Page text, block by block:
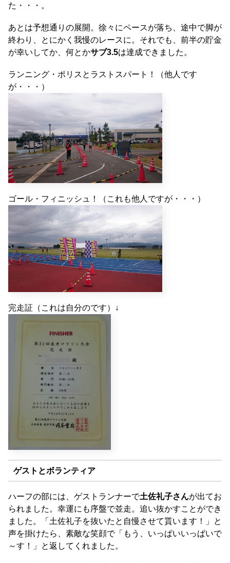
た・・・。
あとは予想通りの展開。徐々にペースが落ち、途中で脚が
終わり、とにかく我慢のレースに。それでも、前半の貯金
が幸いしてか、何とかサブ3.5は達成できました。
ランニング・ポリスとラストスパート！（他人です
が・・・）
ゴール・フィニッシュ！（これも他人ですが・・・）
完走証（これは自分のです）↓
ゲストとボランティア
ハーフの部には、ゲストランナーで土佐礼子さんが出てお
られました。幸運にも序盤で並走。追い抜かすことができ
ました。「土佐礼子を抜いたと自慢させて貰います！」と
声を掛けたら、素敵な笑顔で「もう、いっぱいいっぱいで
～す！」と返してくれました。